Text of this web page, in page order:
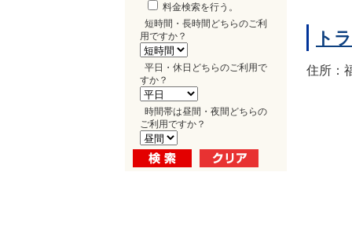
料金検索を行う。
短時間・長時間どちらのご利
用ですか？
平日・休日どちらのご利用で
すか？
時間帯は昼間・夜間どちらの
ご利用ですか？
ト
住所：